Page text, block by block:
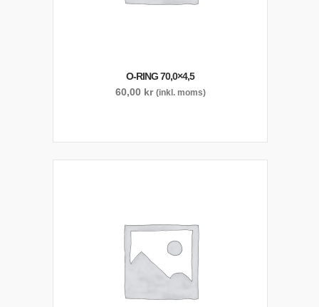
O-RING 70,0×4,5
60,00 kr (inkl. moms)